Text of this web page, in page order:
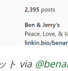
ト via